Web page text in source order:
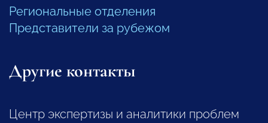
Региональные отделения
Представители за рубежом
Другие контакты
Центр экспертизы и аналитики проблем